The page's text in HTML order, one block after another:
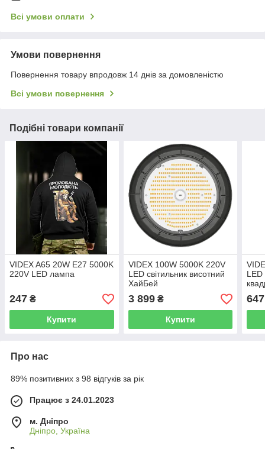
Всі умови оплати
Умови повернення
Повернення товару впродовж 14 днів за домовленістю
Всі умови повернення
Подібні товари компанії
VIDEX A65 20W E27 5000K
220V LED лампа
247 ₴
Купити
VIDEX 100W 5000K 220V
LED світильник висотний
ХайБей
3 899₴
Купити
LED
647
Про нас
89% позитивних з 98 відгуків за рік
Працює з 24.01.2023
м. Дніпро
Дніпро, Україна